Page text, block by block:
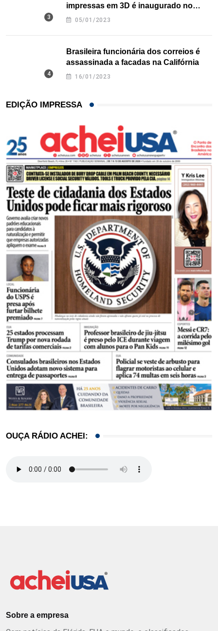
impressas em 3D é inaugurado no
Texas
05/01/2023
Brasileira funcionária dos correios é
assassinada a facadas na Califórnia
16/01/2023
EDIÇÃO IMPRESSA
OUÇA RÁDIO ACHEI:
Sobre a empresa